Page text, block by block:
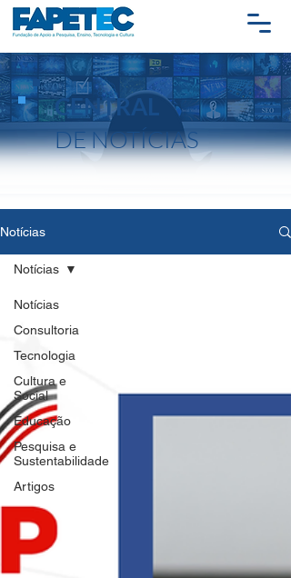
CENTRAL
DE NOTÍCIAS
Notícias
Notícias
Consultoria
Tecnologia
Cultura e
Social
Educação
Pesquisa e
Sustentabilidade
Artigos
Notícias